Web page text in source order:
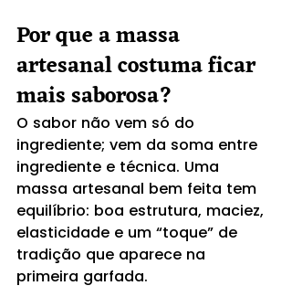
Por que a massa
artesanal costuma ficar
mais saborosa?
O sabor não vem só do
ingrediente; vem da soma entre
ingrediente e técnica. Uma
massa artesanal bem feita tem
equilíbrio: boa estrutura, maciez,
elasticidade e um “toque” de
tradição que aparece na
primeira garfada.